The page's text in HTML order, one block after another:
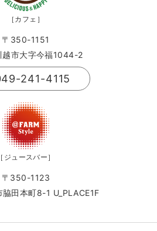
［カフェ］
〒350-1151
越市大字今福1044-2
241-4115
［ジュースバー］
〒350-1123
田本町8-1 U_PLACE1F